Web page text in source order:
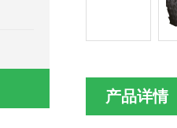
产品详情